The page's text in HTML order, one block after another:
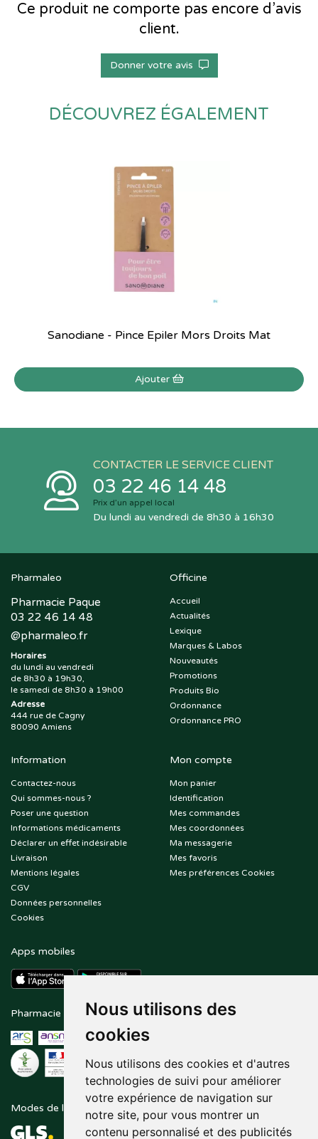
Nous utilisons des
cookies
Nous utilisons des cookies et d'autres
technologies de suivi pour améliorer
votre expérience de navigation sur
notre site, pour vous montrer un
contenu personnalisé et des publicités
Ce produit ne comporte pas encore d’avis
client.
Donner votre avis
DÉCOUVREZ ÉGALEMENT
Sanodiane - Pince Epiler Mors Droits Mat
Ajouter
CONTACTER LE SERVICE CLIENT
03 22 46 14 48
Prix d’un appel local
Du lundi au vendredi de 8h30 à 16h30
Pharmaleo
Pharmacie Paque
03 22 46 14 48
@pharmaleo.fr
Horaires
du lundi au vendredi
de 8h30 à 19h30,
le samedi de 8h30 à 19h00
Adresse
444 rue de Cagny
80090 Amiens
Officine
Accueil
Actualités
Lexique
Marques & Labos
Nouveautés
Promotions
Produits Bio
Ordonnance
Ordonnance PRO
Information
Contactez-nous
Qui sommes-nous ?
Poser une question
Informations médicaments
Déclarer un effet indésirable
Livraison
Mentions légales
CGV
Données personnelles
Cookies
Mon compte
Mon panier
Identification
Mes commandes
Mes coordonnées
Ma messagerie
Mes favoris
Mes préférences Cookies
Apps mobiles
Pharmacie en ligne agréée Paiement sécurisé
Modes de livraison Suivez-nous sur